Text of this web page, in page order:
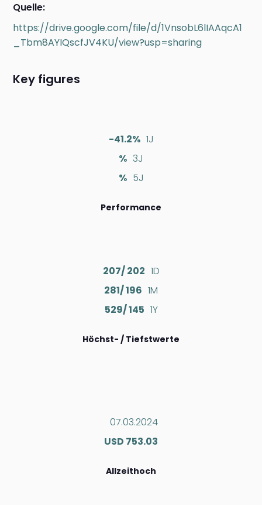
Quelle:
https://drive.google.com/file/d/1VnsobL6lIAAqcA1
_Tbm8AYIQscfJV4KU/view?usp=sharing
Key figures
-41.2% 1J
% 3J
% 5J
Performance
207/ 202 1D
281/ 196 1M
529/ 145 1Y
Höchst- / Tiefstwerte
07.03.2024
USD 753.03
Allzeithoch